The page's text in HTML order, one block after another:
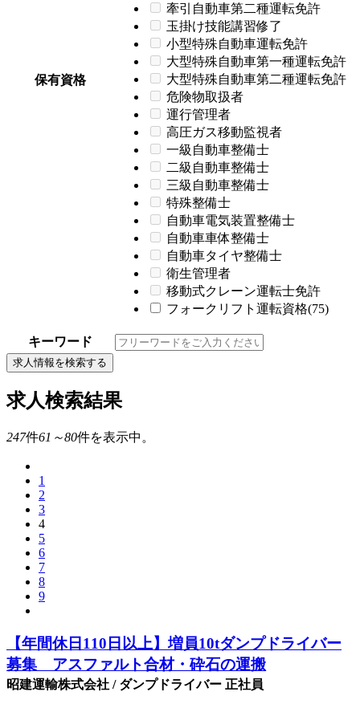
保有資格
牽引自動車第二種運転免許
玉掛け技能講習修了
小型特殊自動車運転免許
大型特殊自動車第一種運転免許
大型特殊自動車第二種運転免許
危険物取扱者
運行管理者
高圧ガス移動監視者
一級自動車整備士
二級自動車整備士
三級自動車整備士
特殊整備士
自動車電気装置整備士
自動車車体整備士
自動車タイヤ整備士
衛生管理者
移動式クレーン運転士免許
フォークリフト運転資格(75)
キーワード
求人情報を検索する
求人検索結果
247件61～80件を表示中。
1
2
3
4
5
6
7
8
9
【年間休日110日以上】増員10tダンプドライバー
募集 アスファルト合材・砕石の運搬
昭建運輸株式会社 / ダンプドライバー 正社員